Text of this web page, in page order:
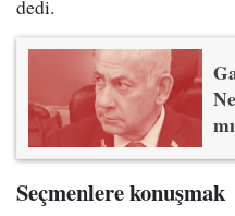
dedi.
Seçmenlere konuşmak